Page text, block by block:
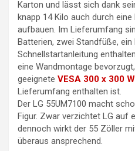
Karton und lässt sich dank
knapp 14 Kilo auch durch
aufbauen. Im Lieferumfang
Batterien, zwei Standfüße,
Schnellstartanleitung
eine Wandmontage
geeignete VESA 300 x 300
Lieferumfang enthalten ist.
Der LG 55UM7100 macht
Figur. Zwar verzichtet LG auf
dennoch wirkt der 55 Zöller
überaus ansprechend.